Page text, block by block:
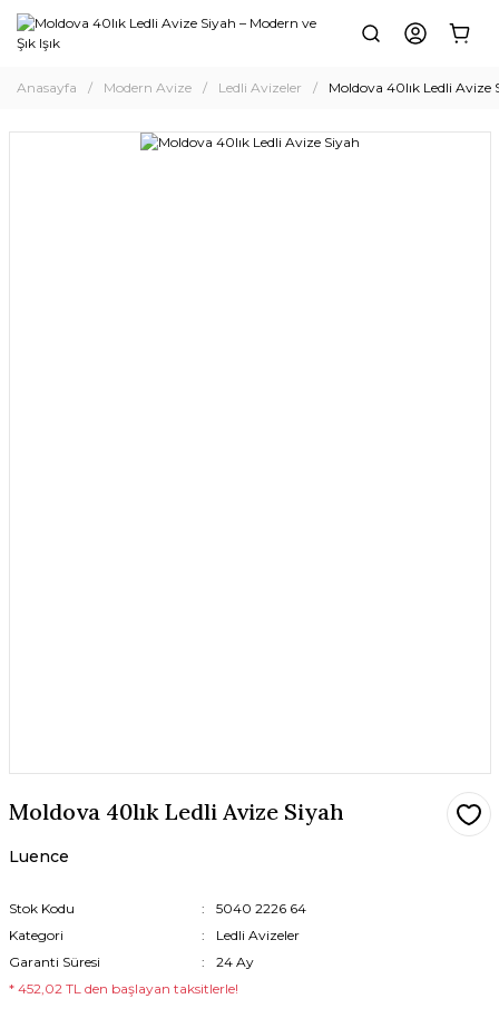
Anasayfa Modern Avize Ledli Avizeler Moldova 40lık Ledli Avize
Moldova 40lık Ledli Avize Siyah
Luence
Stok Kodu
5040 2226 64
Kategori
Ledli Avizeler
Garanti Süresi
24 Ay
* 452,02 TL den başlayan taksitlerle!